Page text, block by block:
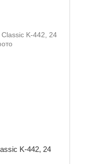
K-442, 24